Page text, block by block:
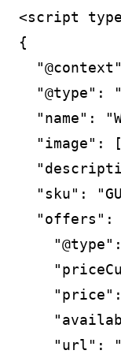
<script
{
"@type":
"name":
"image":
"sku":
"offers":
"url":